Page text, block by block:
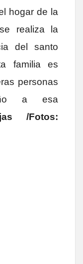
hogar de la
realiza la
del santo
familia es
personas
a esa
/Fotos: